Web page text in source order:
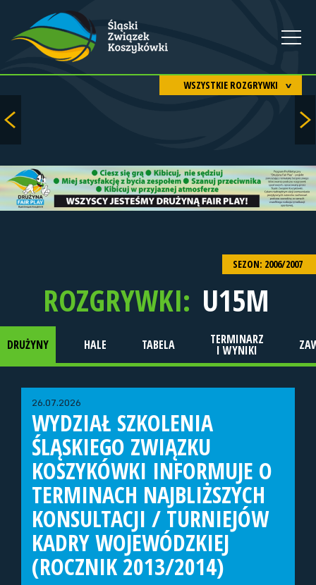
WSZYSTKIE ROZGRYWKI
SEZON: 2006/2007
ROZGRYWKI: U15M
DRUŻYNY HALE TABELA TERMINARZ
I WYNIKI
26.07.2026
WYDZIAŁ SZKOLENIA
ŚLĄSKIEGO ZWIĄZKU
KOSZYKÓWKI INFORMUJE O
TERMINACH NAJBLIŻSZYCH
KONSULTACJI / TURNIEJÓW
KADRY WOJEWÓDZKIEJ
(ROCZNIK 2013/2014)